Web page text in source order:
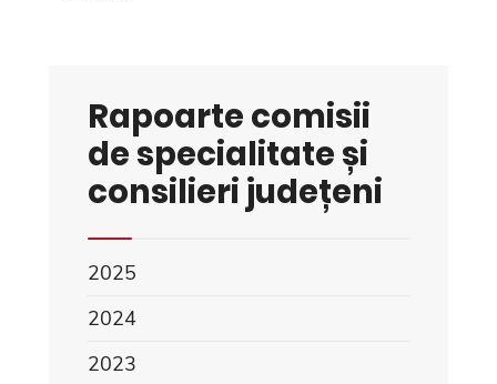
Rapoarte comisii
de specialitate și
consilieri județeni
2025
2024
2023